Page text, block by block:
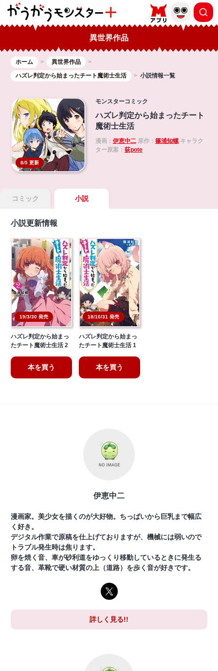
異世界作品
ホーム
異世界作品
ハズレ判定から始まったチート魔術士生活
小説情報一覧
8/5 更新
モンスターコミック
ハズレ判定から始まったチート
魔術士生活
漫画： 伊恵中二原作： 篠浦知螺キャラク
ター原案： 荻pote
コミック 小説
小説更新情報
19/3/30 発売
ハズレ判定から始まっ
たチート魔術士生活 2
本を買う
18/10/31 発売
ハズレ判定から始まっ
たチート魔術士生活 1
本を買う
伊恵中二
漫画家。美少女を描くのが大好物。ちっぱいから巨乳まで幅広
く好き。
デジタル作業で原稿を仕上げておりますが、機械には弱いので
トラブル発生時は焦ります。
卵を焼く音、車が砂利道をゆっくり移動しているときに発生る
する音、革靴で硬い材質の上（道路）を歩く音が好きです。
詳しく見る!!